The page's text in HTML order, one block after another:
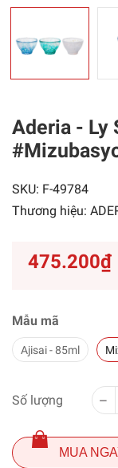
Aderia - Ly
SKU: F-49784
Thương hiệu:
475.200₫
Mẫu mã
Ajisai - 85ml
Số lượng
MUA